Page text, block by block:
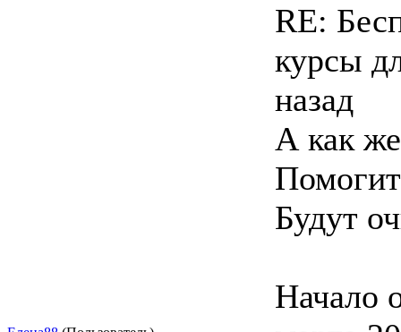
RE:
курсы
назад
А как
Будут
Начало